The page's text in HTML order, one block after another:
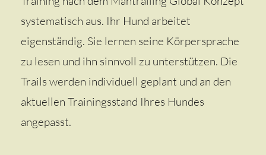
systematisch aus. Ihr Hund arbeitet
eigenständig. Sie lernen seine Körpersprache
zu lesen und ihn sinnvoll zu unterstützen. Die
Trails werden individuell geplant und an den
aktuellen Trainingsstand Ihres Hundes
angepasst.